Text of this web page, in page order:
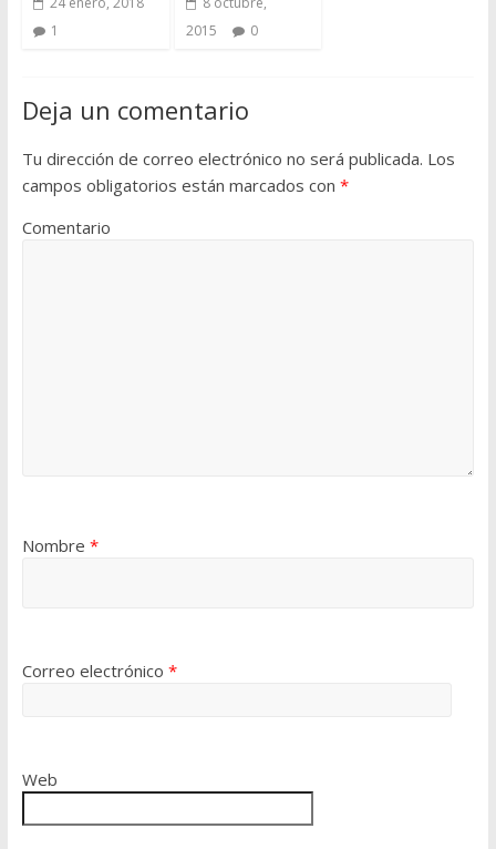
1
2015
0
Deja un comentario
Tu dirección de correo electrónico no será publicada. Los
campos obligatorios están marcados con *
Comentario
Nombre *
Correo electrónico *
Web